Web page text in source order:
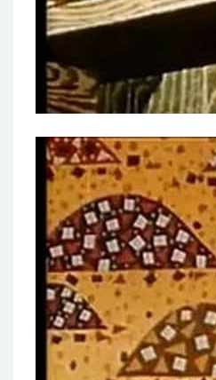
第33集：鼹鼠和生日庆典
第34集：鼹鼠去郊游
第36集：鼹鼠和小鸭子
第37集：鼹鼠和煤炭
第39集：鼹鼠和诞生
第40集：鼹鼠和地铁
第41集：鼹鼠和蘑菇
第42集：鼹鼠和房子
第43集：鼹鼠和帽子
第44集：鼹鼠和盒子
第45集：鼹鼠和首饰
第46集：鼹鼠和蜗牛
第47集：鼹鼠在海滩
第48集：鼹鼠和雪人
第49集：鼹鼠和洪水
第50集：鼹鼠和泉水